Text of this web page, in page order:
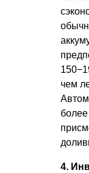
чем
4.